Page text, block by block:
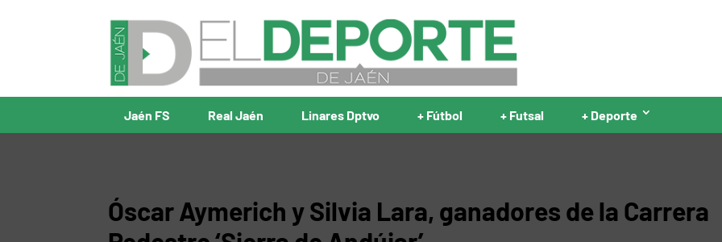
Jaén FS Real Jaén Linares Dptvo + Fútbol + Futsal + Deporte
Óscar Aymerich y Silvia Lara, ganadores de la Carrera